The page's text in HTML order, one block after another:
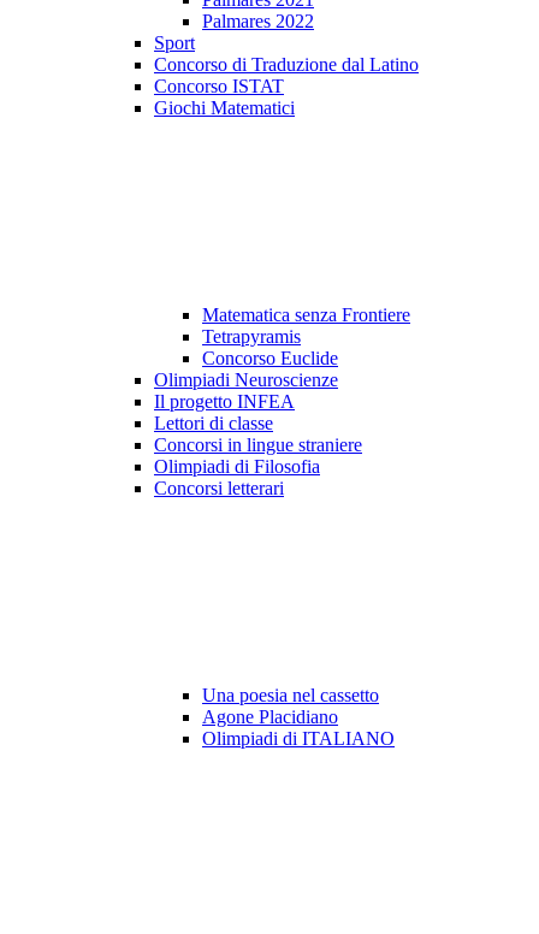
Palmares 2022
Sport
Concorso di Traduzione dal Latino
Concorso ISTAT
Giochi Matematici
Matematica senza Frontiere
Tetrapyramis
Concorso Euclide
Olimpiadi Neuroscienze
Il progetto INFEA
Lettori di classe
Concorsi in lingue straniere
Olimpiadi di Filosofia
Concorsi letterari
Una poesia nel cassetto
Agone Placidiano
Olimpiadi di ITALIANO